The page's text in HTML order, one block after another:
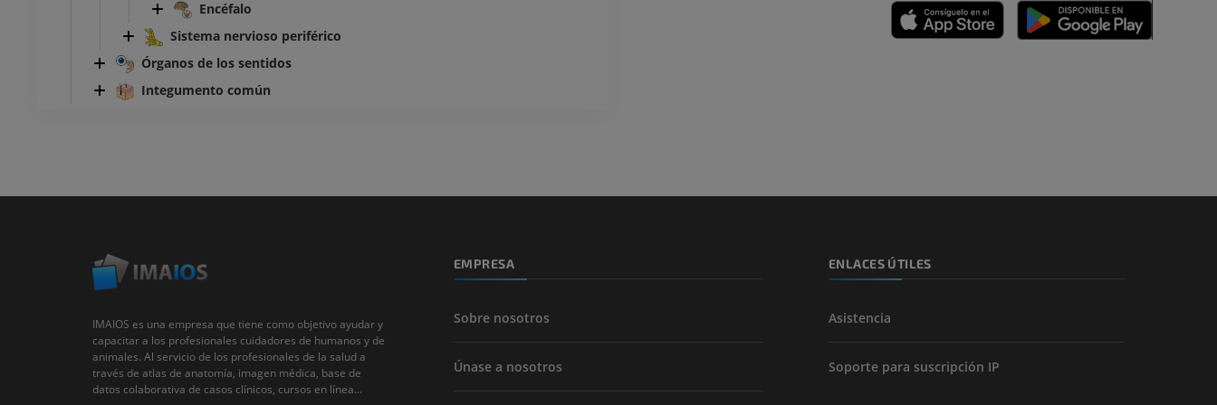
Encéfalo
Sistema nervioso periférico
Órganos de los sentidos
Integumento común
IMAIOS es una empresa que tiene como objetivo ayudar y
capacitar a los profesionales cuidadores de humanos y de
animales. Al servicio de los profesionales de la salud a
través de atlas de anatomía, imagen médica, base de
datos colaborativa de casos clínicos, cursos en línea...
EMPRESA
Sobre nosotros
Únase a nosotros
ENLACES ÚTILES
Asistencia
Soporte para suscripción IP